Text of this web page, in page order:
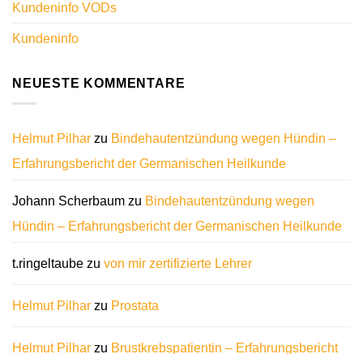
Kundeninfo VODs
Kundeninfo
NEUESTE KOMMENTARE
Helmut Pilhar zu Bindehautentzündung wegen Hündin –
Erfahrungsbericht der Germanischen Heilkunde
Johann Scherbaum zu Bindehautentzündung wegen
Hündin – Erfahrungsbericht der Germanischen Heilkunde
t.ringeltaube zu von mir zertifizierte Lehrer
Helmut Pilhar zu Prostata
Helmut Pilhar zu Brustkrebspatientin – Erfahrungsbericht